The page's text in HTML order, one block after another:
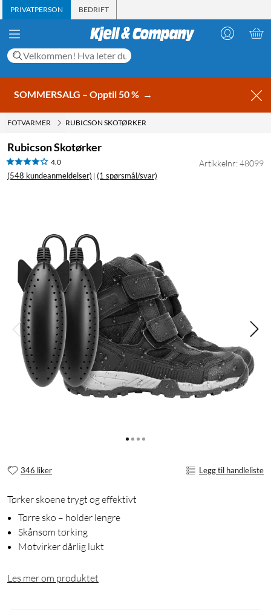
PRIVATPERSON BEDRIFT
SOMMERSALG – Opptil 50 % →
FOTVARMER RUBICSON SKOTØRKER
Rubicson Skotørker
4.0
(548 kundeanmeldelser) | (1 spørsmål/svar)
Artikkelnr: 48099
346 liker Legg til handleliste
Tørker skoene trygt og effektivt
Tørre sko – holder lengre
Skånsom tørking
Motvirker dårlig lukt
Les mer om produktet